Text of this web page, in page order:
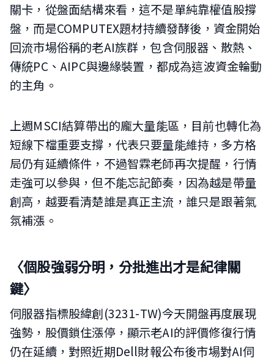
關卡，從盤面結構來看，這不是單純靠權值股撐
盤，而是COMPUTEX題材持續發酵後，資金開始
回流市場俗稱的老AI族群，包含伺服器、散熱、
傳統PC、AIPC與邊緣裝置，都成為這波資金輪動
的主角。
上週MSCI結算帶出的龐大量能區，目前也轉化為
短線下檔重要支撐，代表只要量能維持，多方格
局仍有延續條件，不過智霖老師再次提醒，行情
走強可以參與，但不能忘記節奏，因為越是帶量
創高，越要看清楚誰是真正主流，誰只是跟著氣
氛補漲。
〈個股強弱分明，分批進出才是紀律關
鍵〉
伺服器指標股緯創(3231-TW)今天開盤再度展現
強勢，股價鎖住漲停，顯示老AI的評價修復行情
仍在延續，對照近期Dell財報公布後市場對AI伺